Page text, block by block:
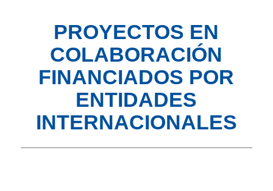
PROYECTOS EN
COLABORACIÓN
FINANCIADOS POR
ENTIDADES
INTERNACIONALES